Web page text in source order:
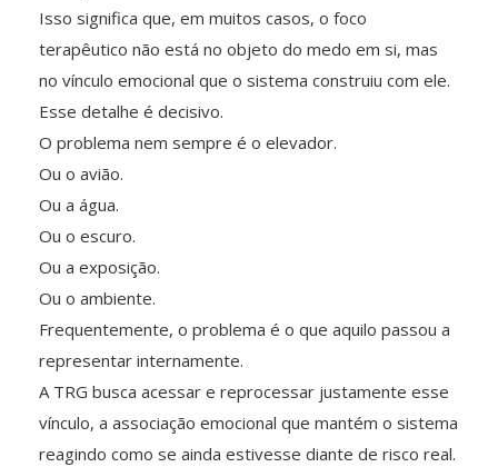
Isso significa que, em muitos casos, o foco
terapêutico não está no objeto do medo em si, mas
no vínculo emocional que o sistema construiu com ele.
Esse detalhe é decisivo.
O problema nem sempre é o elevador.
Ou o avião.
Ou a água.
Ou o escuro.
Ou a exposição.
Ou o ambiente.
Frequentemente, o problema é o que aquilo passou a
representar internamente.
A TRG busca acessar e reprocessar justamente esse
vínculo, a associação emocional que mantém o sistema
reagindo como se ainda estivesse diante de risco real.